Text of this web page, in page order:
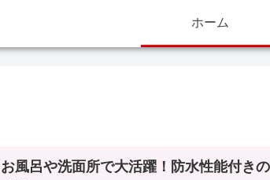
ホーム
お風呂や洗面所で大活躍！防水性能付き